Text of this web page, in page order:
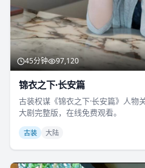
45分钟 97,120
锦衣之下·长安篇
古装权谋《锦衣之下·长安篇》人物
大剧完整版，在线免费观看。
古装 大陆